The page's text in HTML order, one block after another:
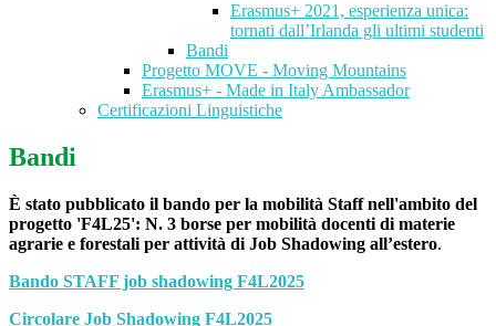
Erasmus+ 2021, esperienza unica:
tornati dall’Irlanda gli ultimi studenti
Bandi
Progetto MOVE - Moving Mountains
Erasmus+ - Made in Italy Ambassador
Certificazioni Linguistiche
Bandi
È stato pubblicato il bando per la mobilità Staff nell'ambito del
progetto 'F4L25': N. 3 borse per mobilità docenti di materie
agrarie e forestali per attività di Job Shadowing all’estero.
Bando STAFF job shadowing F4L2025
Circolare Job Shadowing F4L2025